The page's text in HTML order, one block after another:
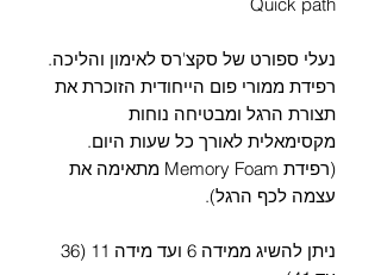
נעלי ספורט של סקצ'רס לאימון והליכה.
רפידת ממורי פום הייחודית הזוכרת את
תצורת הרגל ומבטיחה נוחות
מקסימאלית לאורך כל שעות היום.
(רפידת Memory Foam מתאימה את
עצמה לכף הרגל).
ניתן להשיג ממידה 6 ועד מידה 11 (36